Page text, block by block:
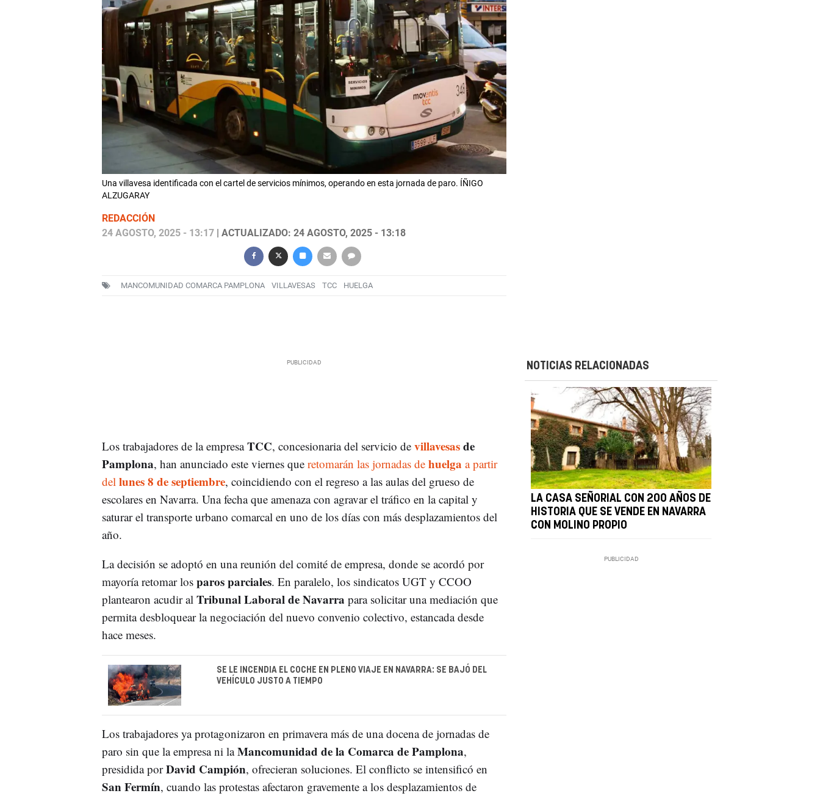
Una villavesa identificada con el cartel de servicios mínimos, operando en esta jornada de paro. ÍÑIGO
ALZUGARAY
REDACCIÓN
24 AGOSTO, 2025 - 13:17| ACTUALIZADO: 24 AGOSTO, 2025 - 13:18
MANCOMUNIDAD COMARCA PAMPLONA VILLAVESAS TCC HUELGA
Los trabajadores de la empresaTCC, concesionaria del servicio de villavesasde
Pamplona, han anunciado este viernes que retomarán las jornadas de huelga a partir
del lunes 8 de septiembre, coincidiendo con el regreso a las aulas del grueso de
escolares en Navarra. Una fecha que amenaza con agravar el tráfico en la capital y
saturar el transporte urbano comarcal en uno de los días con más desplazamientos del
año.
La decisión se adoptó en una reunión del comité de empresa, donde se acordó por
mayoría retomar los paros parciales. En paralelo, los sindicatos UGT y CCOO
plantearon acudir al Tribunal Laboral de Navarra para solicitar una mediación que
permita desbloquear la negociación del nuevo convenio colectivo, estancada desde
hace meses.
SE LE INCENDIA EL COCHE EN PLENO VIAJE EN NAVARRA: SE BAJÓ DEL
VEHÍCULO JUSTO A TIEMPO
Los trabajadores ya protagonizaron en primavera más de una docena de jornadas de
paro sin que la empresa ni laMancomunidad de la Comarca de Pamplona,
presidida porDavid Campión, ofrecieran soluciones. El conflicto se intensificó en
San Fermín, cuando las protestas afectaron gravemente a los desplazamientos de
NOTICIAS RELACIONADAS
LA CASA SEÑORIAL CON 200 AÑOS DE
HISTORIA QUE SE VENDE EN NAVARRA
CON MOLINO PROPIO